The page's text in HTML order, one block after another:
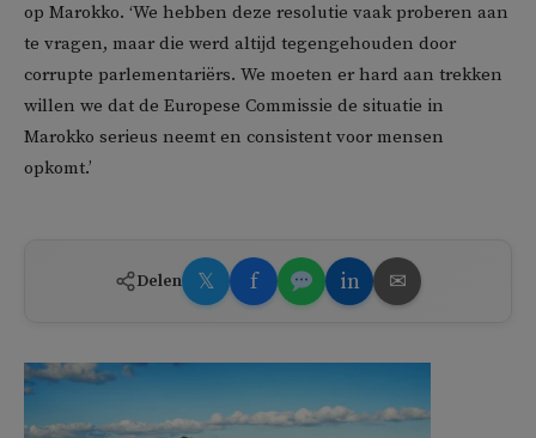
op Marokko. ‘We hebben deze resolutie vaak proberen aan
te vragen, maar die werd altijd tegengehouden door
corrupte parlementariërs. We moeten er hard aan trekken
willen we dat de Europese Commissie de situatie in
Marokko serieus neemt en consistent voor mensen
opkomt.’
Delen 𝕏 f in ✉